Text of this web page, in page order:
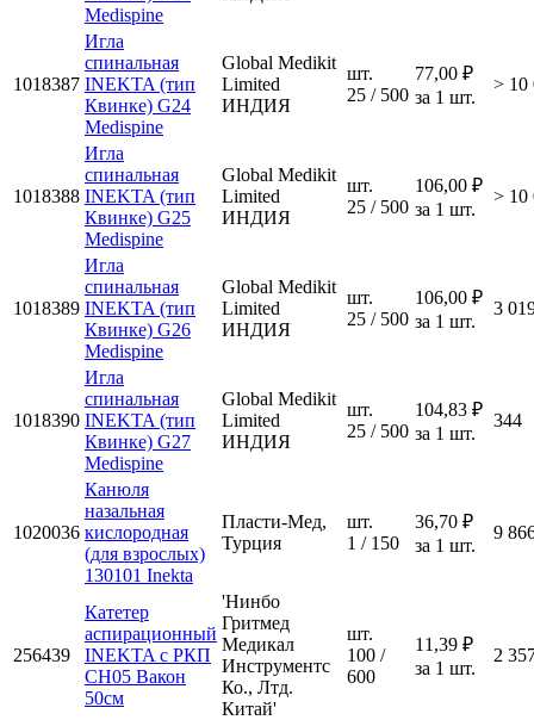
Medispine
1018387
Игла
спинальная
INEKTA (тип
Квинке) G24
Medispine
Global Medikit
Limited
ИНДИЯ
шт.
25 / 500
77,00 ₽
за 1 шт.
> 10
1018388
Игла
спинальная
INEKTA (тип
Квинке) G25
Medispine
Global Medikit
Limited
ИНДИЯ
шт.
25 / 500
106,00 ₽
за 1 шт.
> 10
1018389
Игла
спинальная
INEKTA (тип
Квинке) G26
Medispine
Global Medikit
Limited
ИНДИЯ
шт.
25 / 500
106,00 ₽
за 1 шт.
3
1018390
Игла
спинальная
INEKTA (тип
Квинке) G27
Medispine
Global Medikit
Limited
ИНДИЯ
шт.
25 / 500
104,83 ₽
за 1 шт.
344
1020036
Канюля
назальная
кислородная
(для взрослых)
130101 Inekta
Пласти-Мед,
Турция
шт.
1 / 150
36,70 ₽
за 1 шт.
9
256439
Катетер
аспирационный
INEKTA с РКП
CH05 Вакон
50см
'Нинбо
Гритмед
Медикал
Инструментс
Ко., Лтд.
Китай'
шт.
100 /
600
11,39 ₽
за 1 шт.
2